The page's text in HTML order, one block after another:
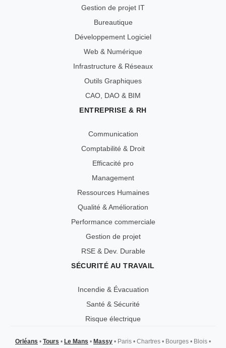
Gestion de projet IT
Bureautique
Développement Logiciel
Web & Numérique
Infrastructure & Réseaux
Outils Graphiques
CAO, DAO & BIM
ENTREPRISE & RH
Communication
Comptabilité & Droit
Efficacité pro
Management
Ressources Humaines
Qualité & Amélioration
Performance commerciale
Gestion de projet
RSE & Dev. Durable
SÉCURITÉ AU TRAVAIL
Incendie & Évacuation
Santé & Sécurité
Risque électrique
Orléans • Tours • Le Mans • Massy • Paris • Chartres • Bourges • Blois •